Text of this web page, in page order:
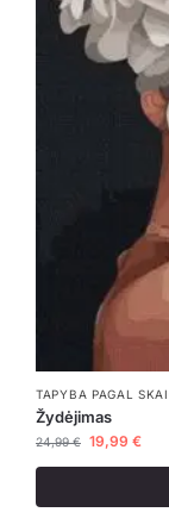
TAPYBA PAGAL
Žydėjimas
24,99€ 19,99 €